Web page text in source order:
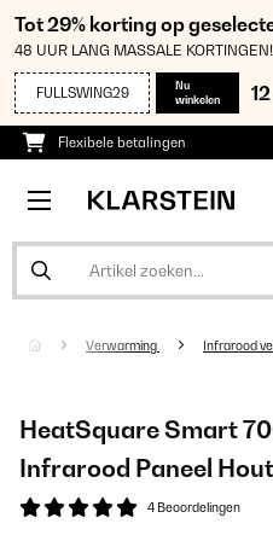
Tot 29% korting op
48 UUR LANG MASSALE KORTINGEN!
FULLSWING29
Nu
winkelen
12
Flexibele betalingen
Verwarming Infrarood
HeatSquare Smart
Infrarood Paneel
4 Beoordelingen